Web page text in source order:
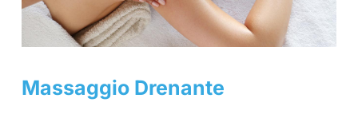
Massaggio Drenante